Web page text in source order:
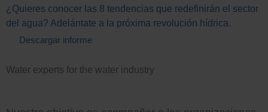
¿Quieres conocer las 8 tendencias que redefinirán el sector
del agua? Adelántate a la próxima revolución hídrica.
Descargar informe
Water experts for the water industry